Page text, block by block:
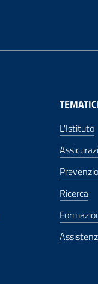
L'Istituto
Ricerca